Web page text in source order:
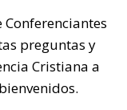
preguntas y
Cristiana a